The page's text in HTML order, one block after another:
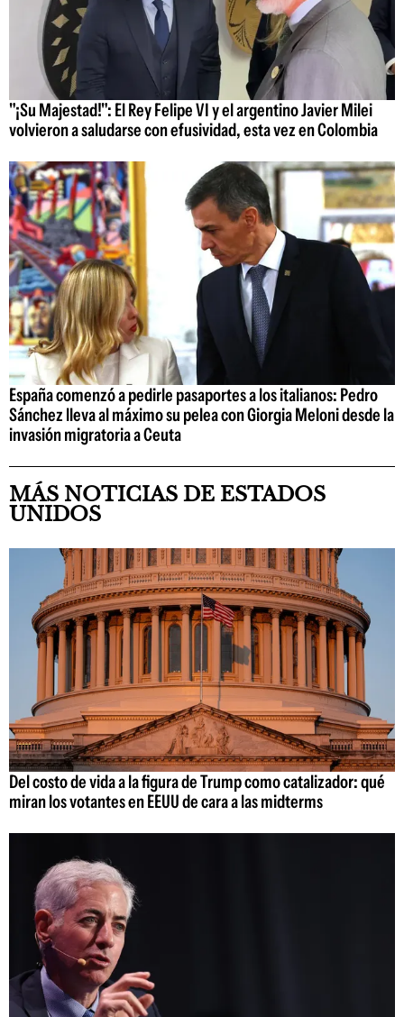
"¡Su Majestad!": El Rey Felipe VI y el argentino Javier Milei
volvieron a saludarse con efusividad, esta vez en Colombia
España comenzó a pedirle pasaportes a los italianos: Pedro
Sánchez lleva al máximo su pelea con Giorgia Meloni desde la
invasión migratoria a Ceuta
MÁS NOTICIAS DE ESTADOS
UNIDOS
Del costo de vida a la figura de Trump como catalizador: qué
miran los votantes en EEUU de cara a las midterms